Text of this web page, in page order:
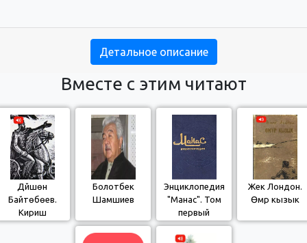
Детальное описание
Вместе с этим читают
Дүйшөн
Байтөбөев.
Киришүү
Болотбек
Шамшиев
Энциклопедия
"Манас". Том
первый
Жек Лондон.
Өмүр кызык